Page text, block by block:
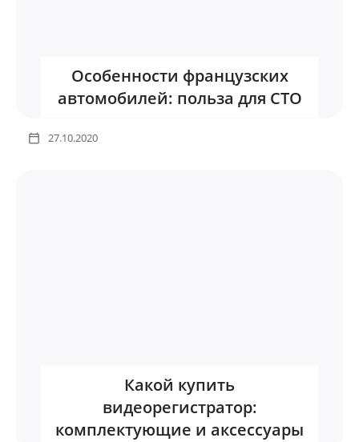
Особенности французских
автомобилей: польза для СТО
27.10.2020
Какой купить
видеорегистратор:
комплектующие и аксессуары